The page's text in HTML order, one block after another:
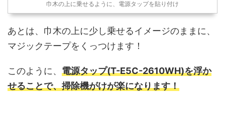
巾木の上に乗せるように、電源タップを貼り付け
あとは、巾木の上に少し乗せるイメージのままに、
マジックテープをくっつけます！
このように、 電源タップ(T-E5C-2610WH)を浮か
せることで、掃除機がけが楽になります！